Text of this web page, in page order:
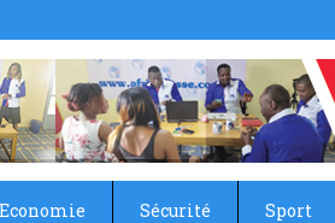
Economie Sécurité Sport